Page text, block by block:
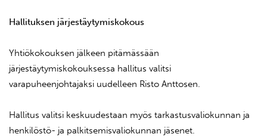
Hallituksen järjestäytymiskokous
Yhtiökokouksen jälkeen pitämässään
järjestäytymiskokouksessa hallitus valitsi
varapuheenjohtajaksi uudelleen Risto Anttosen.
Hallitus valitsi keskuudestaan myös tarkastusvaliokunnan ja
henkilöstö- ja palkitsemisvaliokunnan jäsenet.